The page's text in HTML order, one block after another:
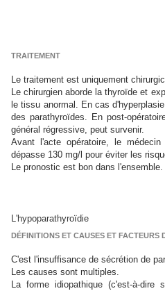
TRAITEMENT
Le traitement est uniquement
Le chirurgien aborde la thyroïde et
le tissu anormal. En cas
des parathyroïdes. En post-
général régressive, peut survenir.
Avant l'acte opératoire, le
dépasse 130 mg/l pour éviter les
Le pronostic est bon dans l'ensemble.
L'hypoparathyroïdie
DÉFINITIONS ET CAUSES ET FACTEURS
C'est l'insuffisance de sécrétion de
Les causes sont multiples.
La forme idiopathique (c'est-à-